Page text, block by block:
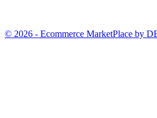
© 2026 - Ecommerce MarketPlace by